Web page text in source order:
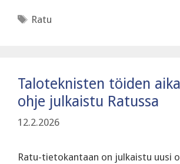
Avainsanat
Ratu
Taloteknisten töiden
ohje julkaistu Ratussa
12.2.2026
Ratu-tietokantaan on julkaistu uusi